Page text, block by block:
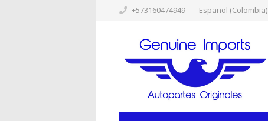
+573160474949 Español (Colombia)